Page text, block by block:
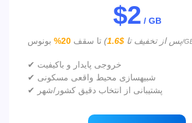
$2 / GB
تا سقف 20% (پس از تخفیف تا $1.6 /
✔ خروجی پایدار و باکیفیت
✔ شبیهسازی محیط واقعی مسکونی
✔ پشتیبانی از انتخاب دقیق کشور/شهر